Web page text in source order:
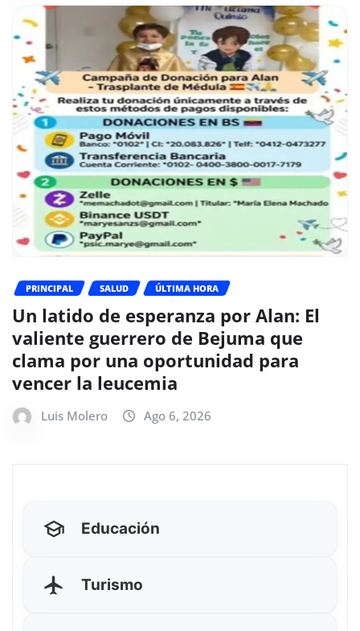
PRINCIPAL SALUD ÚLTIMA HORA
Un latido de esperanza por Alan: El
valiente guerrero de Bejuma que
clama por una oportunidad para
vencer la leucemia
Luis Molero Ago 6, 2026
Educación
Turismo